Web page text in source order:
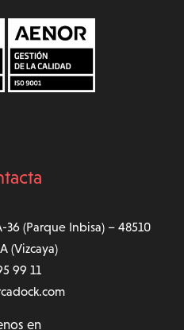
(Parque Inbisa) – 48510
(Vizcaya)
99 11
en